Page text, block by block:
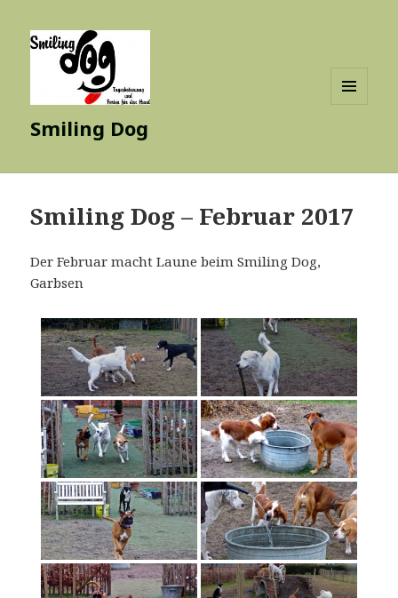
Smiling Dog
Smiling Dog – Februar 2017
Der Februar macht Laune beim Smiling Dog,
Garbsen